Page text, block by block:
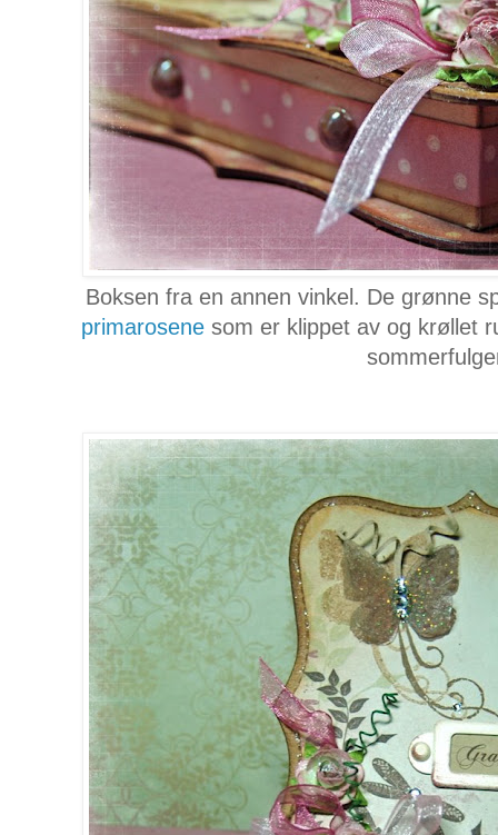
Boksen fra en annen vinkel. De grønne
primarosene som er klippet av og krøllet